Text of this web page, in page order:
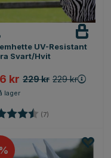
UV-Resistant
Svart/Hvit
kr 229 kr 229 kr
(7)